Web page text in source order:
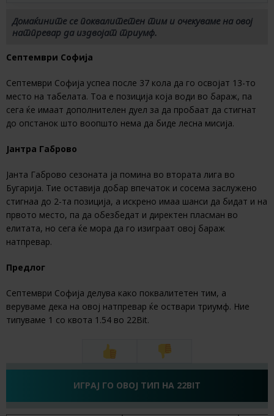
Домаќините се поквалитетен тим и очекуваме на овој
натпревар да издвојат триумф.
Септември Софија
Септември Софија успеа после 37 кола да го освојат 13-то
место на табелата. Тоа е позиција која води во бараж, па
сега ќе имаат дополнителен дуел за да пробаат да стигнат
до опстанок што воопшто нема да биде лесна мисија.
Јантра Габрово
Јанта Габрово сезоната ја помина во втората лига во
Бугарија. Тие оставија добар впечаток и сосема заслужено
стигнаа до 2-та позиција, а искрено имаа шанси да бидат и на
првото место, па да обезбедат и директен пласман во
елитата, но сега ќе мора да го изиграат овој бараж
натпревар.
Предлог
Септември Софија делува како поквалитетен тим, а
веруваме дека на овој натпревар ќе оствари триумф. Ние
типуваме 1 со квота 1.54 во 22Bit.
ИГРАЈ ГО ОВОЈ ТИП НА 22BIT